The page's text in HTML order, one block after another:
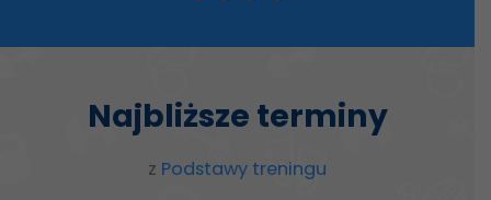
Najbliższe terminy
z Podstawy treningu